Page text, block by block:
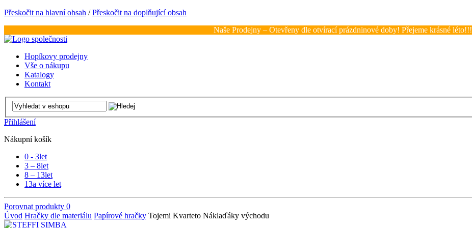
Přeskočit na hlavní obsah /Přeskočit na doplňující obsah
Naše Prodejny – Otevřeny dle otvírací prázdninové doby! Přejeme krásné léto!!!
Hopíkovy prodejny
Vše o nákupu
Katalogy
Kontakt
Přihlášení
Nákupní košík
0 - 3let
3 – 8let
8 – 13let
13a více let
Porovnat produkty 0
Úvod Hračky dle materiálu Papírové hračky Tojemi Kvarteto Náklaďáky východu